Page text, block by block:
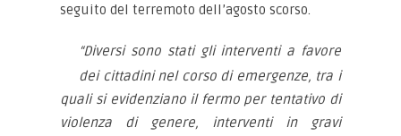
seguito del terremoto dell’agosto scorso.
“Diversi sono stati gli interventi a favore
dei cittadini nel corso di emergenze, tra i
quali si evidenziano il fermo per tentativo di
violenza di genere, interventi in gravi